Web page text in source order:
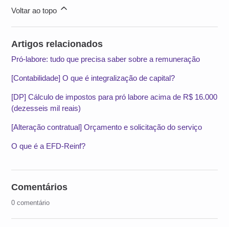
Voltar ao topo
Artigos relacionados
Pró-labore: tudo que precisa saber sobre a remuneração
[Contabilidade] O que é integralização de capital?
[DP] Cálculo de impostos para pró labore acima de R$ 16.000
(dezesseis mil reais)
[Alteração contratual] Orçamento e solicitação do serviço
O que é a EFD-Reinf?
Comentários
0 comentário